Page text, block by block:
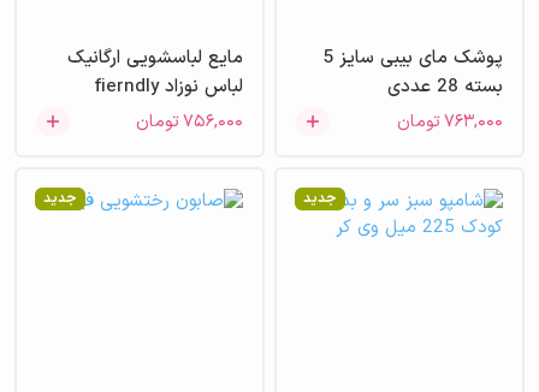
پوشک مای بیبی سایز 5
بسته 28 عددی
۷۶۳,۰۰۰تومان
مایع لباسشویی ارگانیک
لباس نوزاد fierndly
۷۵۶,۰۰۰تومان
جدید جدید